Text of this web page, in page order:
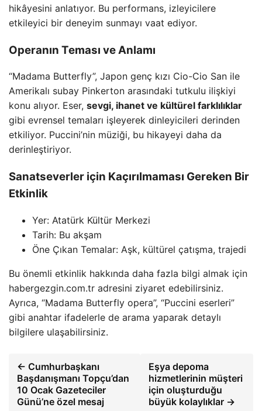
hikâyesini anlatıyor. Bu performans, izleyicilere
etkileyici bir deneyim sunmayı vaat ediyor.
Operanın Teması ve Anlamı
“Madama Butterfly”, Japon genç kızı Cio-Cio San ile
Amerikalı subay Pinkerton arasındaki tutkulu ilişkiyi
konu alıyor. Eser, sevgi, ihanet ve kültürel farklılıklar
gibi evrensel temaları işleyerek dinleyicileri derinden
etkiliyor. Puccini’nin müziği, bu hikayeyi daha da
derinleştiriyor.
Sanatseverler için Kaçırılmaması Gereken Bir
Etkinlik
Yer: Atatürk Kültür Merkezi
Tarih: Bu akşam
Öne Çıkan Temalar: Aşk, kültürel çatışma, trajedi
Bu önemli etkinlik hakkında daha fazla bilgi almak için
habergezgin.com.tr adresini ziyaret edebilirsiniz.
Ayrıca, “Madama Butterfly opera”, “Puccini eserleri”
gibi anahtar ifadelerle de arama yaparak detaylı
bilgilere ulaşabilirsiniz.
← Cumhurbaşkanı
Başdanışmanı Topçu’dan
10 Ocak Gazeteciler
Günü’ne özel mesaj
Eşya depoma
hizmetlerinin müşteri
için oluşturduğu
büyük kolaylıklar →